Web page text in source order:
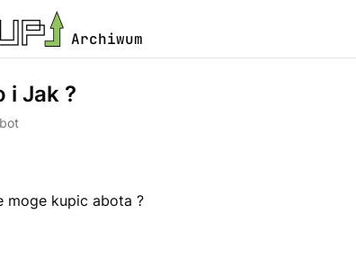
Archiwum
i Jak ?
moge kupic abota ?